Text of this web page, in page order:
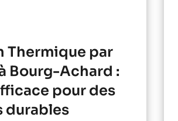
Thermique par
Bourg-Achard :
pour des
durables